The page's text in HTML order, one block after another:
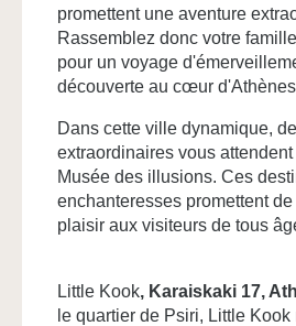
promettent une aventure
Rassemblez donc votre
pour un voyage
découverte au cœur d'Athènes
Dans cette ville dynamique,
extraordinaires vous
Musée des illusions. Ces
enchanteresses promettent
plaisir aux visiteurs de tous
Little Kook, Karaiskaki 17,
le quartier de Psiri, Little Kook
Accueil
Chambre double ou twin